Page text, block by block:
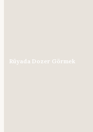
Rüyada Dozer Görmek